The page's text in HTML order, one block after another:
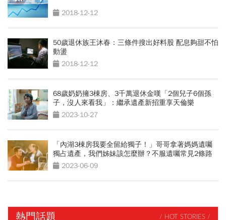
2018-12-12
50歲退休族王沐春：三條件搜出好料股 配息夠甜不怕
動盪
2018-12-12
68歲奶奶擁3棟房、3千萬退休金嘆「2個兒子6個孫
子，沒人來看我」：繼承遺產新招重享天倫樂
2023-10-27
「內湖3棟房我要全留給獨子！」哥哥拿著媽媽遺囑
獨占遺產，我們姊妹該怎麼辦？不服遺囑常見2條路
2023-06-09
熱門話題 / HOT STORIES /